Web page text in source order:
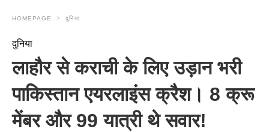
HOMEPAGE दुनिया
दुनिया
लाहौर से कराची के लिए उड़ान भरी
पाकिस्तान एयरलाइंस क्रैश। 8 क्रू
मेंबर और 99 यात्री थे सवार!